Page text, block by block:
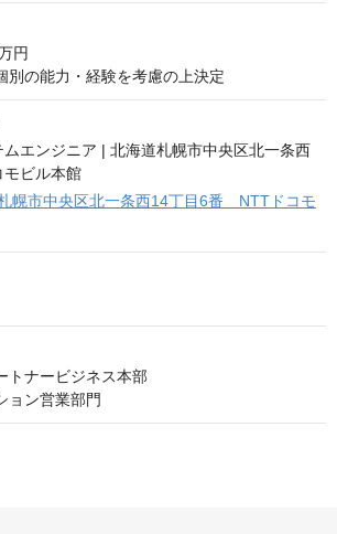
円
別の能力・経験を考慮の上決定
幌市中央区北一条西14丁目6番 NTTドコモ
トナービジネス本部
ョン営業部門